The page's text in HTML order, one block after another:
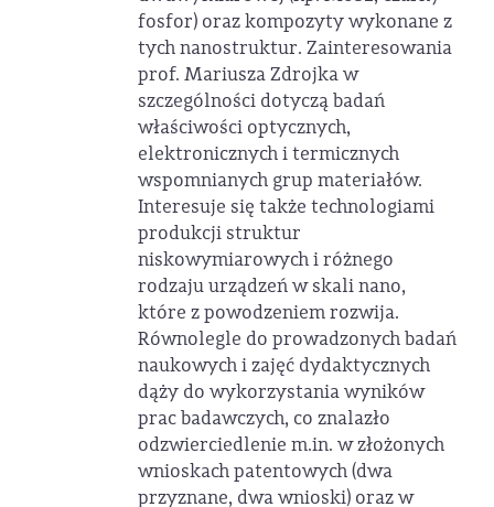
fosfor) oraz kompozyty wykonane z
tych nanostruktur. Zainteresowania
prof. Mariusza Zdrojka w
szczególności dotyczą badań
właściwości optycznych,
elektronicznych i termicznych
wspomnianych grup materiałów.
Interesuje się także technologiami
produkcji struktur
niskowymiarowych i różnego
rodzaju urządzeń w skali nano,
które z powodzeniem rozwija.
Równolegle do prowadzonych badań
naukowych i zajęć dydaktycznych
dąży do wykorzystania wyników
prac badawczych, co znalazło
odzwierciedlenie m.in. w złożonych
wnioskach patentowych (dwa
przyznane, dwa wnioski) oraz w